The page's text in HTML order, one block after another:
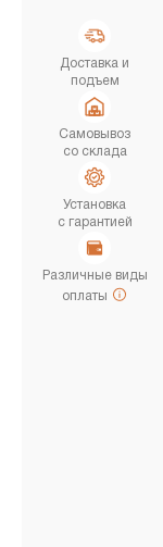
Доставка и
подъем
Самовывоз
со склада
Установка
с гарантией
Различные виды
оплаты